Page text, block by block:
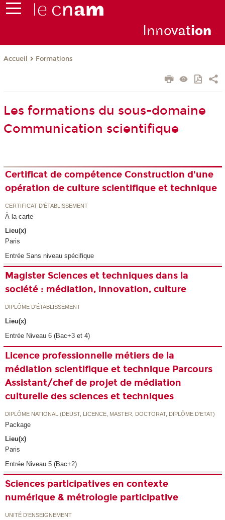
Innovation
Accueil Formations
Les formations du sous-domaine
Communication scientifique
Certificat de compétence Construction d'une
opération de culture scientifique et technique
CERTIFICAT D'ÉTABLISSEMENT
À la carte
Lieu(x)
Paris
Entrée Sans niveau spécifique
Magister Sciences et techniques dans la
société : médiation, innovation, culture
DIPLÔME D'ÉTABLISSEMENT
Lieu(x)
Entrée Niveau 6 (Bac+3 et 4)
Licence professionnelle métiers de la
médiation scientifique et technique Parcours
Assistant/chef de projet de médiation
culturelle des sciences et techniques
DIPLÔME NATIONAL (DEUST, LICENCE, MASTER, DOCTORAT, DIPLÔME D'ETAT)
Package
Lieu(x)
Paris
Entrée Niveau 5 (Bac+2)
Sciences participatives en contexte
numérique & métrologie participative
UNITÉ D’ENSEIGNEMENT